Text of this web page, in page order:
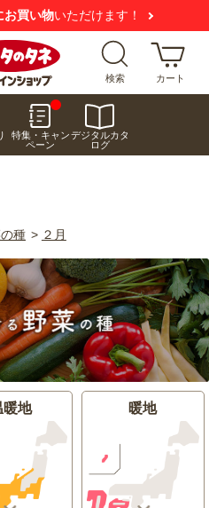
サイトにご注意ください
検索 カート
特集・キャン
ペーン
デジタルカタ
ログ
種 > ２月
暖地 暖地